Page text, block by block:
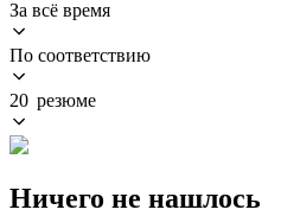
За всё время
По соответствию
20 резюме
Ничего не нашлось